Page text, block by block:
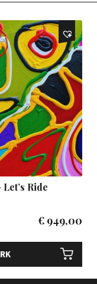
Ride
€ 949,00